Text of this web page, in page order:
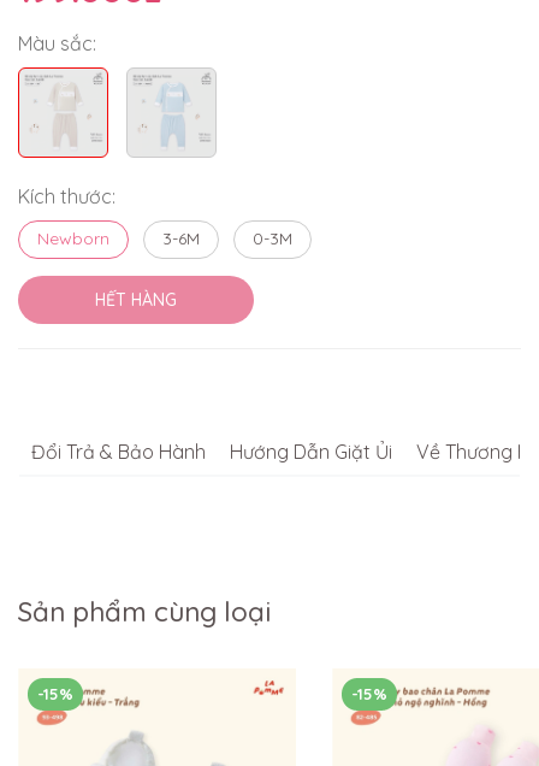
Màu sắc:
Kích thước:
Newborn 3-6M 0-3M
HẾT HÀNG
Đổi Trả & Bảo Hành Hướng Dẫn Giặt Ủi Về Thương
Sản phẩm cùng loại
-15% -15%